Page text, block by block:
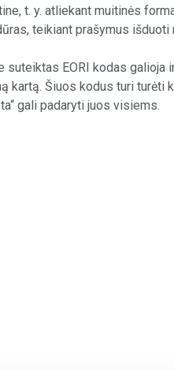
t. y. atliekant muitinės
teikiant prašymus
suteiktas EORI kodas
kartą. Šiuos kodus turi
gali padaryti juos visiems.